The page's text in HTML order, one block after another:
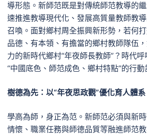
導形態。新師范既是對傳統師范教導的
速推進教導現代化、發展高質量教師教
召喚。面對鄉村周全振興新形勢，若何
品德、有本領、有擔當的鄉村教師隊伍
力的新時代鄉村“年夜師長教師”？時代
“中國底色、師范成色、鄉村特點”的行動
樹德為先：以“年夜思政觀”優化育人體系
學高為師，身正為范。新師范必須與新
情懷、職業任務與師德品質等融進師范